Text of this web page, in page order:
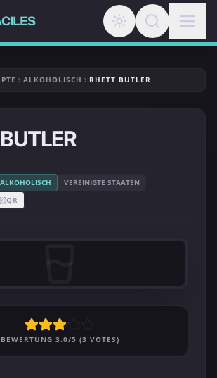
ALKOHOLISCH RHETT BUTLER
ALKOHOLISCH
VEREINIGTE STAATEN
QR
BEWERTUNG 3.0/5 (3 VOTES)